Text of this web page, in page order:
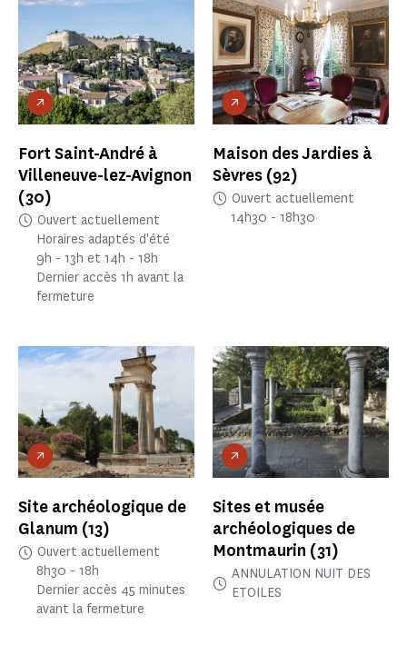
Fort Saint-André à
Villeneuve-lez-Avignon
(30)
Ouvert actuellement
Horaires adaptés d'été
9h - 13h et 14h - 18h
Dernier accès 1h avant la
fermeture
Maison des Jardies à
Sèvres (92)
Ouvert actuellement
14h30 - 18h30
Site archéologique de
Glanum (13)
Ouvert actuellement
8h30 - 18h
Dernier accès 45 minutes
avant la fermeture
Sites et musée
archéologiques de
Montmaurin (31)
ANNULATION NUIT DES
ETOILES